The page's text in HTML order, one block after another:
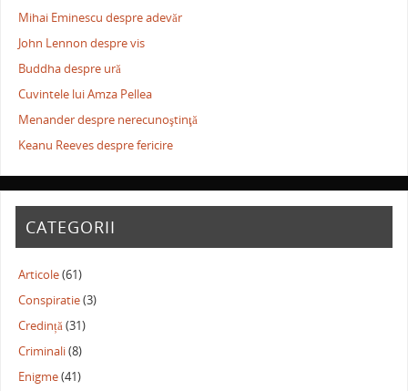
Mihai Eminescu despre adevăr
John Lennon despre vis
Buddha despre ură
Cuvintele lui Amza Pellea
Menander despre nerecunoştinţă
Keanu Reeves despre fericire
CATEGORII
Articole(61)
Conspiratie(3)
Credință(31)
Criminali(8)
Enigme(41)